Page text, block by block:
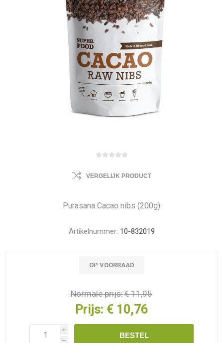
VERGELIJK PRODUCT
Purasana Cacao nibs (200g)
Artikelnummer: 10-832019
OP VOORRAAD
Normale prijs:€ 11,95
Prijs: € 10,76
i
h
BESTEL